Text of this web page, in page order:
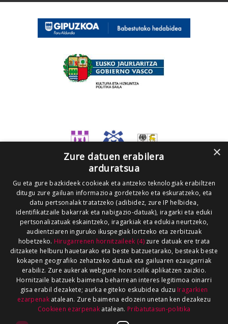
×
Zure datuen erabilera
arduratsua
Gu eta gure bazkideek cookieak eta antzeko teknologiak erabiltzen
ditugu zure gailuan informazioa gordetzeko eta eskuratzeko, eta
datu pertsonalak tratatzeko (adibidez, zure IP helbidea,
identifikatzaile bakarrak eta nabigazio-datuak), iragarki eta eduki
pertsonalizatuak eskaintzeko, iragarkiak eta edukia neurtzeko,
audientziaren inguruko ikuspegiak lortzeko eta zerbitzuak
hobetzeko. Hirugarrenen hornitzaileek (4)zure datuak ere trata
ditzakete helburu hauetarako eta beste batzuetarako, besteak beste
kokapen geografiko zehatzeko datuak eta gailuaren ezaugarriak
erabiliz. Zure aukerak webgune honi soilik aplikatzen zaizkio.
Hornitzaile batzuek baimena beharrean interes legitimoa oinarri
gisa erabil dezakete; aurka egiteko eskubidea duzu Iragarkien
ezarpenakatalean. Zure baimena edozein unetan ken dezakezu
Cookieen ezarpenak atalean. Pribatutasun-politika